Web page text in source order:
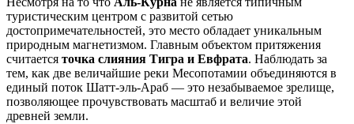
туристическим центром с развитой сетью
достопримечательностей, это место обладает уникальным
природным магнетизмом. Главным объектом притяжения
считается точка слияния Тигра и Евфрата. Наблюдать за
тем, как две величайшие реки Месопотамии объединяются в
единый поток Шатт-эль-Араб — это незабываемое зрелище,
позволяющее прочувствовать масштаб и величие этой
древней земли.